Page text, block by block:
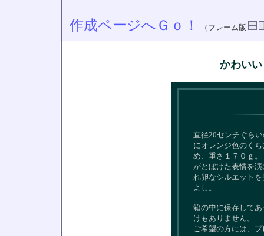
作成ページへＧｏ！ （フレーム版
かわい
直径20センチぐら
にオレンジ色のく
め、重さ１７０ｇ
がとぼけた表情を
れ卵なシルエット
よし。
箱の中に保存して
けもありません。
ご希望の方には、